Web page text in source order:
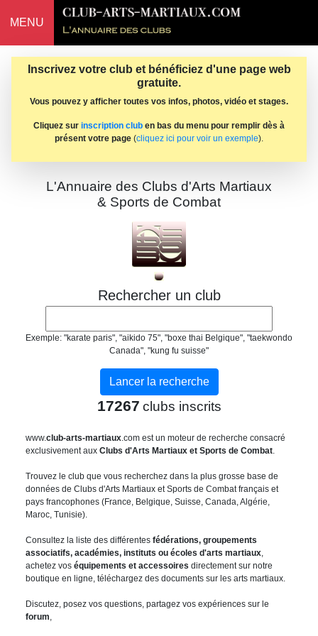
MENU
Inscrivez votre club et bénéficiez d'une page web
gratuite.
Vous pouvez y afficher toutes vos infos, photos, vidéo et stages.
Cliquez sur inscription club en bas du menu pour remplir dès à
présent votre page (cliquez ici pour voir un exemple).
L'Annuaire des Clubs d'Arts Martiaux
& Sports de Combat
Rechercher un club
Exemple: "karate paris", "aikido 75", "boxe thai Belgique", "taekwondo
Canada", "kung fu suisse"
17267 clubs inscrits
www.club-arts-martiaux.com est un moteur de recherche consacré
exclusivement aux Clubs d'Arts Martiaux et Sports de Combat.
Trouvez le club que vous recherchez dans la plus grosse base de
données de Clubs d'Arts Martiaux et Sports de Combat français et
pays francophones (France, Belgique, Suisse, Canada, Algérie,
Maroc, Tunisie).
Consultez la liste des différentes fédérations, groupements
associatifs, académies, instituts ou écoles d'arts martiaux,
achetez vos équipements et accessoires directement sur notre
boutique en ligne, téléchargez des documents sur les arts martiaux.
Discutez, posez vos questions, partagez vos expériences sur le
forum,